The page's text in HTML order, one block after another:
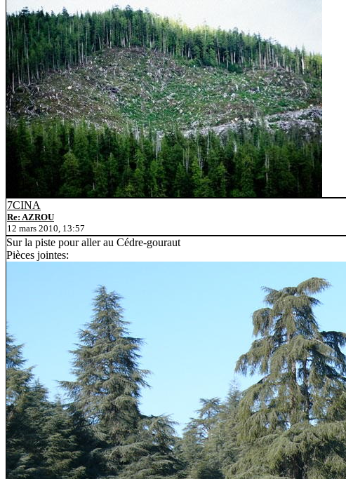
7CINA
Re: AZROU
12 mars 2010, 13:57
Sur la piste pour aller au Cédre-gouraut
Pièces jointes: